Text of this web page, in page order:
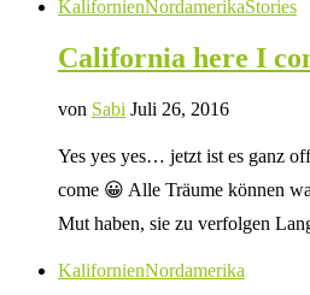
KalifornienNordamerikaStories
California here I
von Sabi Juli 26, 2016
Yes yes yes… jetzt ist es ganz
come 😀 Alle Träume können
Mut haben, sie zu verfolgen
KalifornienNordamerika